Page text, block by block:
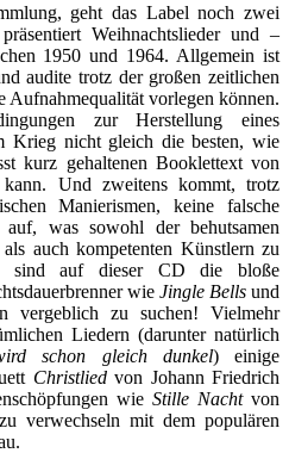
geht das Label noch zwei
Weihnachtslieder und –
1950 und 1964. Allgemein ist
audite trotz der großen zeitlichen
Aufnahmequalität vorlegen können.
zur Herstellung eines
Krieg nicht gleich die besten, wie
kurz gehaltenen Booklettext von
Und zweitens kommt, trotz
Manierismen, keine falsche
was sowohl der behutsamen
auch kompetenten Künstlern zu
sind auf dieser CD die bloße
wie Jingle Bells und
vergeblich zu suchen! Vielmehr
Liedern (darunter natürlich
schon gleich dunkel) einige
Christliedvon Johann Friedrich
wie Stille Nacht von
verwechseln mit dem populären